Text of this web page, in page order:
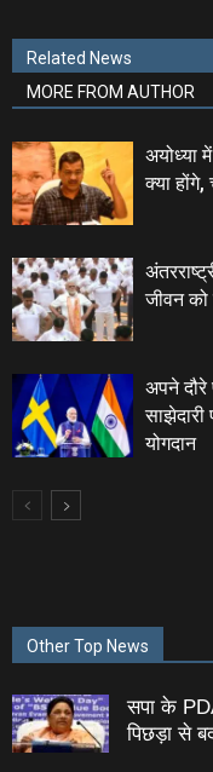
Related News
MORE FROM AUTHOR
अयोध्‍या
क्या होंगे,
जीवन को
अपने दौरे
साझेदारी
योगदान
Other Top News
सपा के
पिछड़ा से